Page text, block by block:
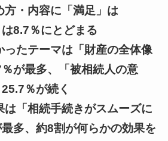
方・内容に「満足」は
8.7％にとどまる
ったテーマは「財産の全体像
が最多、「被相続人の意
％が続く
は「相続手続きがスムーズに
多、約8割が何らかの効果を